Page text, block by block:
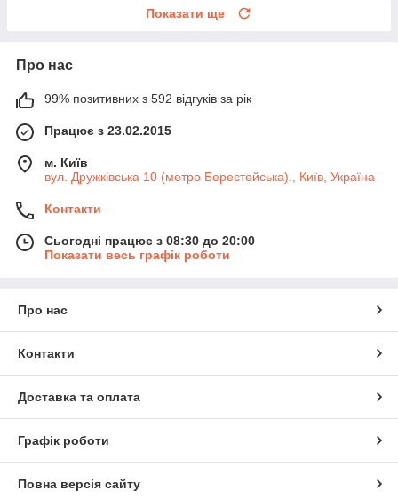
Показати ще
Про нас
99% позитивних з 592 відгуків за рік
Працює з 23.02.2015
м. Київ
вул. Дружківська 10 (метро Берестейська)., Київ, Україна
Контакти
Сьогодні працює з 08:30 до 20:00
Показати весь графік роботи
Про нас
Контакти
Доставка та оплата
Графік роботи
Повна версія сайту